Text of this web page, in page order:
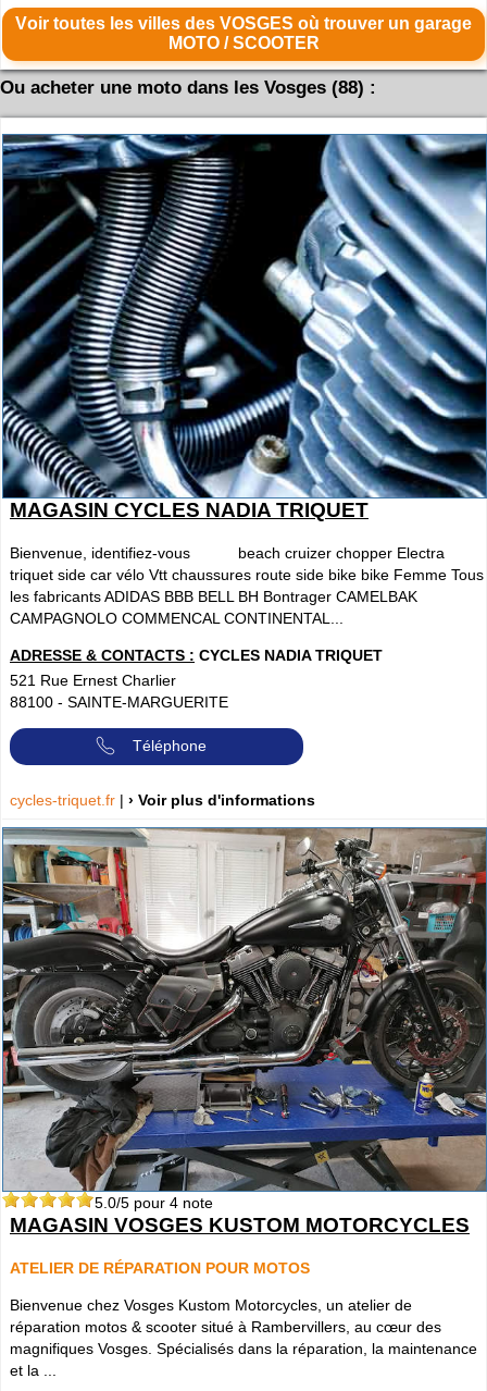
Voir toutes les villes des VOSGES où trouver un garage
MOTO / SCOOTER
Ou acheter une moto dans les Vosges (88) :
MAGASIN CYCLES NADIA TRIQUET
Bienvenue, identifiez-vous beach cruizer chopper Electra
triquet side car vélo Vtt chaussures route side bike bike Femme Tous
les fabricants ADIDAS BBB BELL BH Bontrager CAMELBAK
CAMPAGNOLO COMMENCAL CONTINENTAL...
ADRESSE & CONTACTS : CYCLES NADIA TRIQUET
521 Rue Ernest Charlier
88100 - SAINTE-MARGUERITE
Téléphone
cycles-triquet.fr | › Voir plus d'informations
5.0/5 pour 4 note
MAGASIN VOSGES KUSTOM MOTORCYCLES
ATELIER DE RÉPARATION POUR MOTOS
Bienvenue chez Vosges Kustom Motorcycles, un atelier de
réparation motos & scooter situé à Rambervillers, au cœur des
magnifiques Vosges. Spécialisés dans la réparation, la maintenance
et la ...